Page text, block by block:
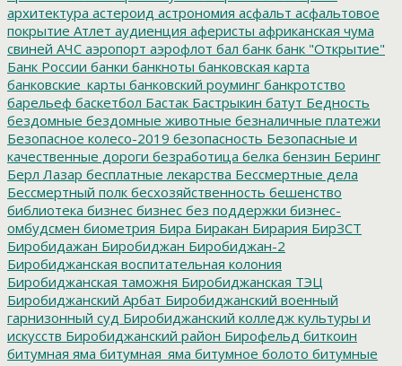
архитектура астероид астрономия асфальт асфальтовое
покрытие Атлет аудиенция аферисты африканская чума
свиней АЧС аэропорт аэрофлот бал банк банк "Открытие"
Банк России банки банкноты банковская карта
банковские_карты банковский роуминг банкротство
барельеф баскетбол Бастак Бастрыкин батут Бедность
бездомные бездомные животные безналичные платежи
Безопасное колесо-2019 безопасность Безопасные и
качественные дороги безработица белка бензин Беринг
Берл Лазар бесплатные лекарства Бессмертные дела
Бессмертный полк бесхозяйственность бешенство
библиотека бизнес бизнес без поддержки бизнес-
омбудсмен биометрия Бира Биракан Бирария БирЗСТ
Биробидажан Биробиджан Биробиджан-2
Биробиджанская воспитательная колония
Биробиджанская таможня Биробиджанская ТЭЦ
Биробиджанский Арбат Биробиджанский военный
гарнизонный суд Биробиджанский колледж культуры и
искусств Биробиджанский район Бирофельд биткоин
битумная яма битумная_яма битумное болото битумные